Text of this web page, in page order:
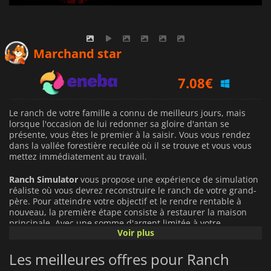
Marchand star
7.08€
7.89€
Le ranch de votre famille a connu de meilleurs jours, mais
lorsque l'occasion de lui redonner sa gloire d'antan se
présente, vous êtes le premier à la saisir. Vous vous rendez
dans la vallée forestière reculée où il se trouve et vous vous
mettez immédiatement au travail.
Ranch Simulator vous propose une expérience de simulation
réaliste où vous devrez reconstruire le ranch de votre grand-
père. Pour atteindre votre objectif et le rendre rentable à
nouveau, la première étape consiste à restaurer la maison
principale. Avec une somme d'argent limitée à votre
disposition, vous achèterez les outils et les machines dont
maison réparée, d'autres bâtiments et installations agricoles
suivront, et vous serez bientôt à la tête d'un tout nouveau
Voir plus
Les meilleures offres pour Ranch